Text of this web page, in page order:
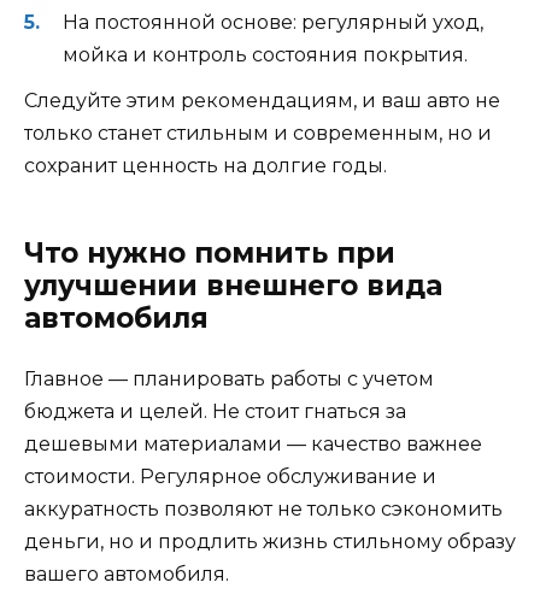
На постоянной основе: регулярный уход,
мойка и контроль состояния покрытия.
Следуйте этим рекомендациям, и ваш авто не
только станет стильным и современным, но и
сохранит ценность на долгие годы.
Что нужно помнить при
улучшении внешнего вида
автомобиля
Главное — планировать работы с учетом
бюджета и целей. Не стоит гнаться за
дешевыми материалами — качество важнее
стоимости. Регулярное обслуживание и
аккуратность позволяют не только сэкономить
деньги, но и продлить жизнь стильному образу
вашего автомобиля.